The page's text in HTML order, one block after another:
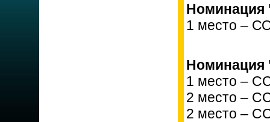
Номинация
1 место –
Номинация
1 место –
2 место –
2 место –